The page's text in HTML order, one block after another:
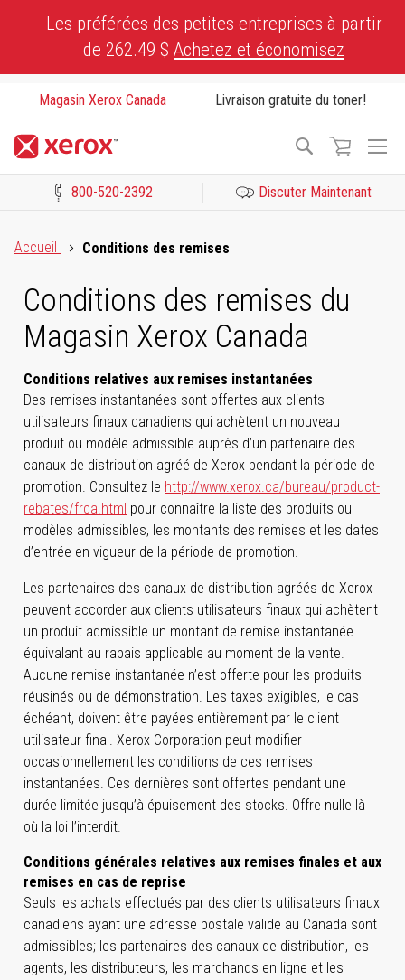
Les préférées des petites entreprises à partir
de 262.49 $ Achetez et économisez
Magasin Xerox Canada Livraison gratuite du toner!
Recherche
800-520-2392 Discuter Maintenant
Accueil
Conditions des remises
Conditions des remises du
Magasin Xerox Canada
Conditions relatives aux remises instantanées
Des remises instantanées sont offertes aux clients
utilisateurs finaux canadiens qui achètent un nouveau
produit ou modèle admissible auprès d’un partenaire des
canaux de distribution agréé de Xerox pendant la période de
promotion. Consultez le http://www.xerox.ca/bureau/product-
rebates/frca.html pour connaître la liste des produits ou
modèles admissibles, les montants des remises et les dates
d’entrée en vigueur de la période de promotion.
Les partenaires des canaux de distribution agréés de Xerox
peuvent accorder aux clients utilisateurs finaux qui achètent
un produit admissible un montant de remise instantanée
équivalant au rabais applicable au moment de la vente.
Aucune remise instantanée n’est offerte pour les produits
réusinés ou de démonstration. Les taxes exigibles, le cas
échéant, doivent être payées entièrement par le client
utilisateur final. Xerox Corporation peut modifier
occasionnellement les conditions de ces remises
instantanées. Ces dernières sont offertes pendant une
durée limitée jusqu’à épuisement des stocks. Offre nulle là
où la loi l’interdit.
Conditions générales relatives aux remises finales et aux
remises en cas de reprise
Seuls les achats effectués par des clients utilisateurs finaux
canadiens ayant une adresse postale valide au Canada sont
admissibles; les partenaires des canaux de distribution, les
agents, les distributeurs, les marchands en ligne et les